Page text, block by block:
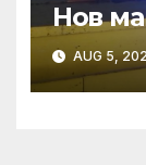
Нов
AUG 5,